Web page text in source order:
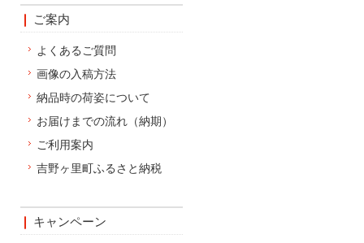
ご案内
よくあるご質問
画像の入稿方法
納品時の荷姿について
お届けまでの流れ（納期）
ご利用案内
吉野ヶ里町ふるさと納税
キャンペーン